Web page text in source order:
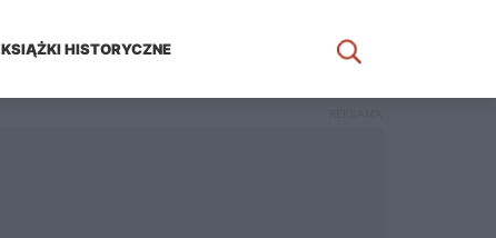
KSIĄŻKI HISTORYCZNE